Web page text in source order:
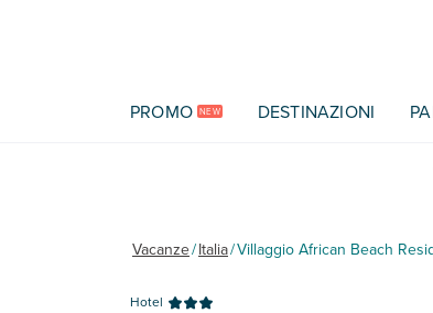
PROMO NEW DESTINAZIONI
Vacanze/Italia/Villaggio African Beach
Hotel